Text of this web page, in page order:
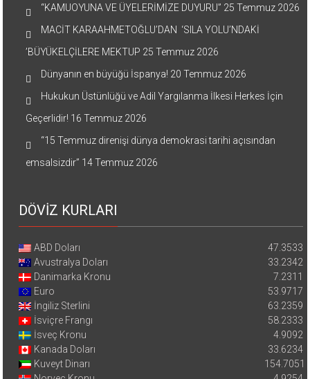
“KAMUOYUNA VE ÜYELERİMİZE DUYURU” 25 Temmuz 2026
MACİT KARAAHMETOĞLU’DAN ‘SILA YOLU’NDAKİ
’BÜYÜKELÇİLERE MEKTUP 25 Temmuz 2026
Dünyanın en büyüğü İspanya! 20 Temmuz 2026
Hukukun Üstünlüğü ve Adil Yargılanma İlkesi Herkes İçin
Geçerlidir! 16 Temmuz 2026
“15 Temmuz direnişi dünya demokrasi tarihi açısından
emsalsizdir” 14 Temmuz 2026
DÖVİZ KURLARI
ABD Doları
47.3533
Avustralya Doları
33.2342
Danimarka Kronu
7.2311
Euro
53.9717
İngiliz Sterlini
63.2359
İsviçre Frangı
58.2333
İsveç Kronu
4.9092
Kanada Doları
33.6234
Kuveyt Dinarı
154.7051